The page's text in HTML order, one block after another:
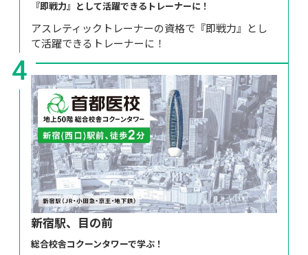
『即戦力』として活躍できるトレーナーに！
アスレティックトレーナーの資格で『即戦力』とし
て活躍できるトレーナーに！
4
新宿駅、目の前
総合校舎コクーンタワーで学ぶ！